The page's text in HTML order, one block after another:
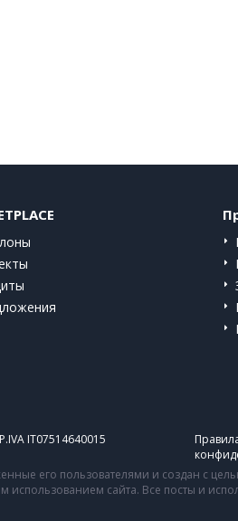
IT07514640015
его пользователями и создан с
использованием сайта. Все посты и